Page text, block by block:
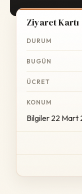
Ziyaret Kartı
DURUM
BUGÜN
ÜCRET
KONUM
Bilgiler 22 Mart